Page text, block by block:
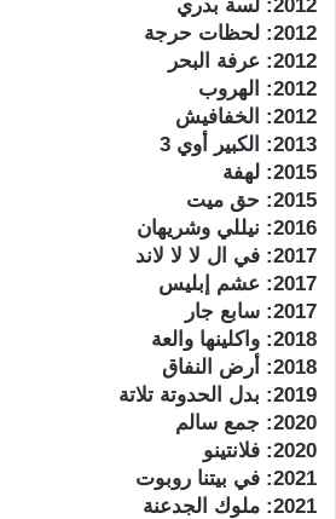
2012: لسة بدري
2012: لحظات حرجة
2012: عرفة البحر
2012: الهروب
2012: الخفافيش
2013: الكبير أوي 3
2015: لهفة
2015: حق ميت
2016: نيللي وشريهان
2017: في ال لا لا لاند
2017: عشم إبليس
2017: سابع جار
2018: واكلينها والعة
2018: أرض النفاق
2019: بدل الحدوتة تلاتة
2020: جمع سالم
2020: فلانتينو
2021: في بيتنا روبوت
2021: ملوك الجدعنة